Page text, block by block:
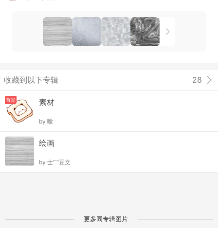
收藏到以下专辑 28
首发 素材
by 噯
绘画
by 士冖豆文
更多同专辑图片